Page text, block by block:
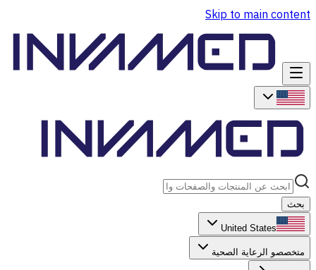
Skip to main content
بحث
United States
متخصصو الرعاية الصحية